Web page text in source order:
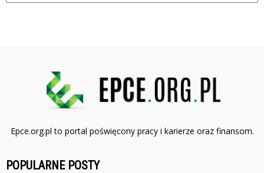
Epce.org.pl to portal poświęcony pracy i karierze oraz finansom.
POPULARNE POSTY